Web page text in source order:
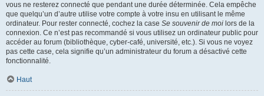
vous ne resterez connecté que pendant une durée déterminée. Cela empêche
que quelqu’un d’autre utilise votre compte à votre insu en utilisant le même
ordinateur. Pour rester connecté, cochez la case Se souvenir de moi lors de la
connexion. Ce n’est pas recommandé si vous utilisez un ordinateur public pour
accéder au forum (bibliothèque, cyber-café, université, etc.). Si vous ne voyez
pas cette case, cela signifie qu’un administrateur du forum a désactivé cette
fonctionnalité.
Haut